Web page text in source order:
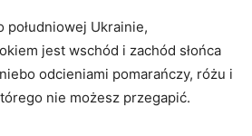
południowej Ukrainie,
jest wschód i zachód słońca
odcieniami pomarańczy, różu i
nie możesz przegapić.